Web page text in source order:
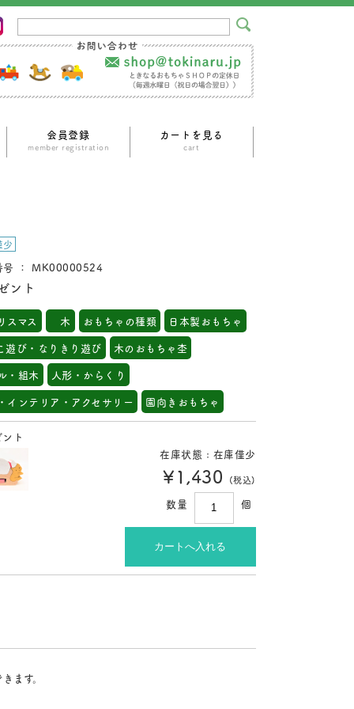
会員登録
ｍember registration
カートを見る
cart
少
号 ： MK00000524
ント
マス 木 おもちゃの種類
日本製おもちゃ
遊び・なりきり遊び
木のおもちゃ杢
・組木
人形・からくり
インテリア・アクセサリー
園向きおもちゃ
ト
在庫状態 : 在庫僅少
¥1,430 (税込)
数量 個
ます。